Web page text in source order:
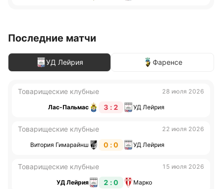
Последние матчи
УД Лейрия Фаренсе
Товарищеские клубные 28 июля 2026
Лас-Пальмас 3 : 2 УД Лейрия
Товарищеские клубные 22 июля 2026
Витория Гимарайнш 0 : 0 УД Лейрия
Товарищеские клубные 15 июля 2026
УД Лейрия 2 : 0 Марко